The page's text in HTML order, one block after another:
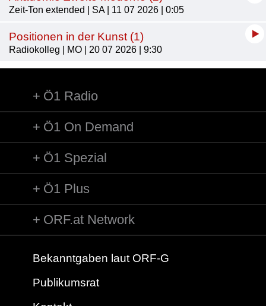
Zeit-Ton extended | SA | 11 07 2026 | 0:05
Positionen in der Kunst (1)
Radiokolleg | MO | 20 07 2026 | 9:30
Ö1 Radio
Ö1 On Demand
Ö1 Spezial
Ö1 Plus
ORF.at Network
Bekanntgaben laut ORF-G
Publikumsrat